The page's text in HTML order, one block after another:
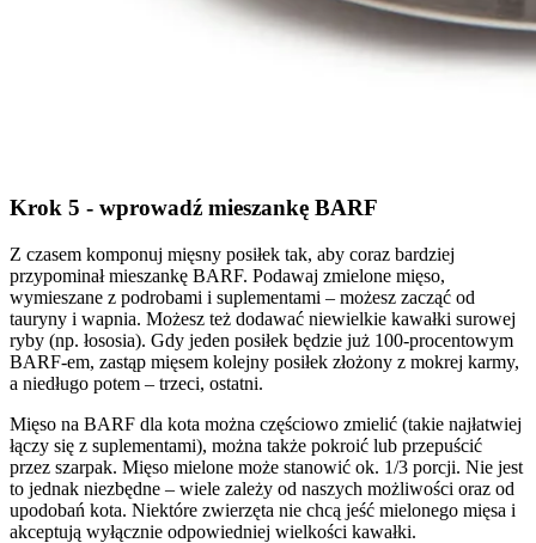
Krok 5 - wprowadź mieszankę BARF
Z czasem komponuj mięsny posiłek tak, aby coraz bardziej
przypominał mieszankę BARF. Podawaj zmielone mięso,
wymieszane z podrobami i suplementami – możesz zacząć od
tauryny i wapnia. Możesz też dodawać niewielkie kawałki surowej
ryby (np. łososia). Gdy jeden posiłek będzie już 100-procentowym
BARF-em, zastąp mięsem kolejny posiłek złożony z mokrej karmy,
a niedługo potem – trzeci, ostatni.
Mięso na BARF dla kota można częściowo zmielić (takie najłatwiej
łączy się z suplementami), można także pokroić lub przepuścić
przez szarpak. Mięso mielone może stanowić ok. 1/3 porcji. Nie jest
to jednak niezbędne – wiele zależy od naszych możliwości oraz od
upodobań kota. Niektóre zwierzęta nie chcą jeść mielonego mięsa i
akceptują wyłącznie odpowiedniej wielkości kawałki.